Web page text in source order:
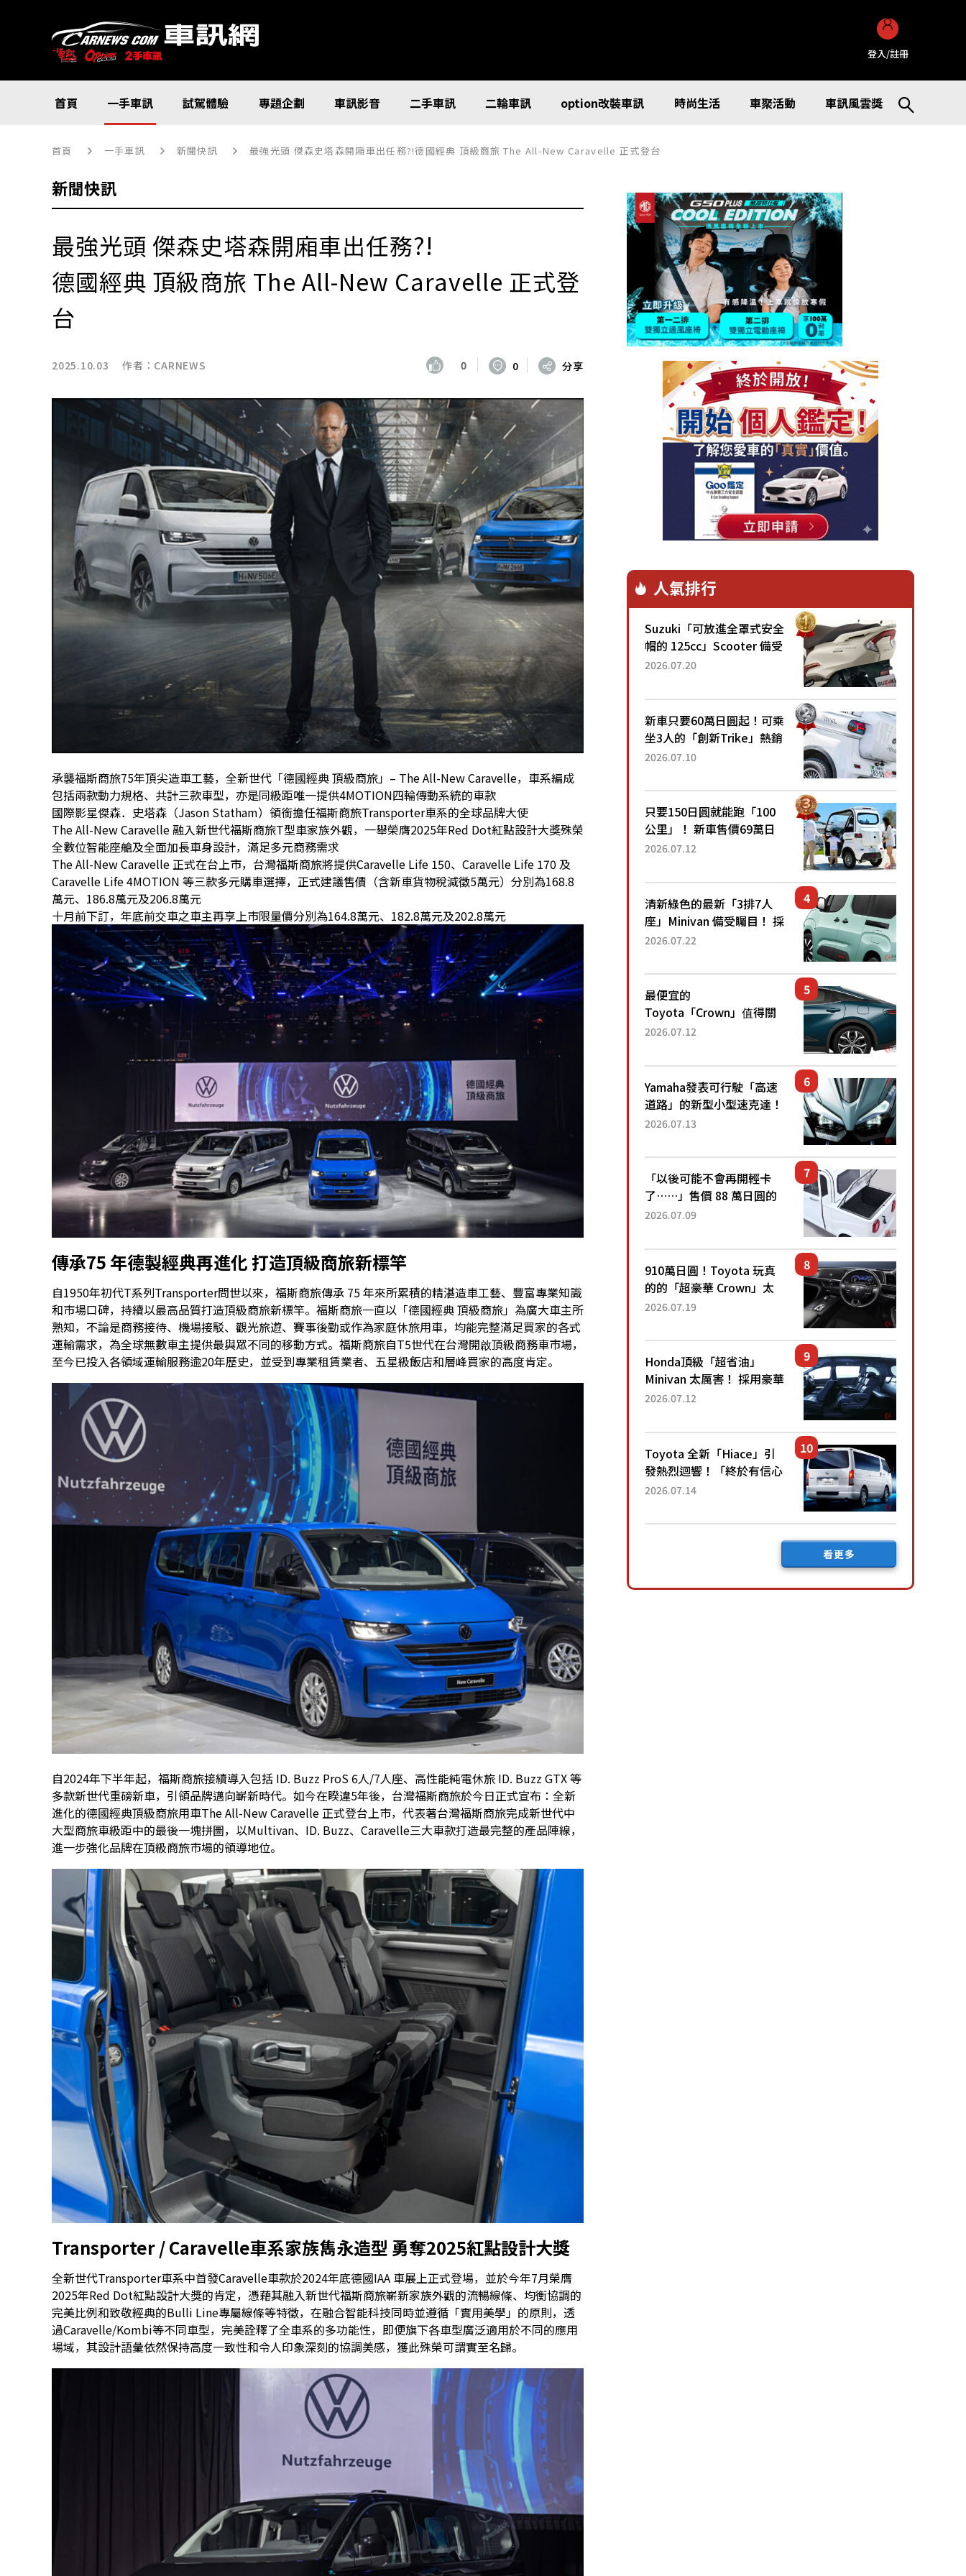
登入/註冊
首頁 一手車訊 試駕體驗 專題企劃 車訊影音 二手車訊 二輪車訊 option改裝車訊 時尚生活 車聚活動 車訊風雲獎
首頁 一手車訊 新聞快訊 最強光頭 傑森史塔森開廂車出任務?!德國經典 頂級商旅 The All-New Caravelle 正式登台
新聞快訊
最強光頭 傑森史塔森開廂車出任務?!
德國經典 頂級商旅 The All-New Caravelle 正式登
台
2025.10.03 作者： CARNEWS 0 0 分享
承襲福斯商旅75年頂尖造車工藝，全新世代「德國經典 頂級商旅」– The All-New Caravelle，車系編成
包括兩款動力規格、共計三款車型，亦是同級距唯一提供4MOTION四輪傳動系統的車款
國際影星傑森．史塔森（Jason Statham）領銜擔任福斯商旅Transporter車系的全球品牌大使
The All-New Caravelle 融入新世代福斯商旅T型車家族外觀，一舉榮膺2025年Red Dot紅點設計大獎殊榮
全數位智能座艙及全面加長車身設計，滿足多元商務需求
The All-New Caravelle 正式在台上市，台灣福斯商旅將提供Caravelle Life 150、Caravelle Life 170 及
Caravelle Life 4MOTION 等三款多元購車選擇，正式建議售價（含新車貨物稅減徵5萬元）分別為168.8
萬元、186.8萬元及206.8萬元
十月前下訂，年底前交車之車主再享上市限量價分別為164.8萬元、182.8萬元及202.8萬元
傳承75 年德製經典再進化打造頂級商旅新標竿
自1950年初代T系列Transporter問世以來，福斯商旅傳承 75 年來所累積的精湛造車工藝、豐富專業知識
和市場口碑，持續以最高品質打造頂級商旅新標竿。福斯商旅一直以「德國經典 頂級商旅」為廣大車主所
熟知，不論是商務接待、機場接駁、觀光旅遊、賽事後勤或作為家庭休旅用車，均能完整滿足買家的各式
運輸需求，為全球無數車主提供最與眾不同的移動方式。福斯商旅自T5世代在台灣開啟頂級商務車市場，
至今已投入各領域運輸服務逾20年歷史，並受到專業租賃業者、五星級飯店和層峰買家的高度肯定。
自2024年下半年起，福斯商旅接續導入包括 ID. Buzz ProS 6人/7人座、高性能純電休旅 ID. Buzz GTX 等
多款新世代重磅新車，引領品牌邁向嶄新時代。如今在睽違5年後，台灣福斯商旅於今日正式宣布：全新
進化的德國經典頂級商旅用車The All-New Caravelle 正式登台上市，代表著台灣福斯商旅完成新世代中
大型商旅車級距中的最後一塊拼圖，以Multivan、ID. Buzz、Caravelle三大車款打造最完整的產品陣線，
進一步強化品牌在頂級商旅市場的領導地位。
Transporter / Caravelle車系家族雋永造型 勇奪2025紅點設計大獎
全新世代Transporter車系中首發Caravelle車款於2024年底德國IAA 車展上正式登場，並於今年7月榮膺
2025年Red Dot紅點設計大獎的肯定，憑藉其融入新世代福斯商旅嶄新家族外觀的流暢線條、均衡協調的
完美比例和致敬經典的Bulli Line專屬線條等特徵，在融合智能科技同時並遵循「實用美學」的原則，透
過Caravelle/Kombi等不同車型，完美詮釋了全車系的多功能性，即便旗下各車型廣泛適用於不同的應用
場域，其設計語彙依然保持高度一致性和令人印象深刻的協調美感，獲此殊榮可謂實至名歸。
人氣排行
Suzuki「可放進全罩式安全
帽的 125cc」Scooter 備受
矚目！採用全新流線設計與
已陸續開始出口的新款
「B...
2026.07.20
新車只要60萬日圓起！可乘
坐3人的「創新Trike」熱銷
大賣成為人氣車款！「養車
日圓就能跑100公里」「小
朋友坐得...
2026.07.10
只要150日圓就能跑「100
公里」！ 新車售價69萬日
圓的「3人座」Trike大受歡
為何能迅速熱賣？
2026.07.12
清新綠色的最新「3排7人
座」Minivan 備受矚目！ 採
用全長4.7公尺剛剛好的車
還推出467萬元日圓起的5
人座版...
2026.07.22
最便宜的
Toyota「Crown」值得關
注！ 搭載4WD、每公升
眼！ 配備豐富、超越售價
水準，堪稱高CP值代表的
「...
2026.07.12
Yamaha發表可行駛「高速
道路」的新型小型速克達！
搭載能享受超強勁「渦輪
高階「Super Sport」車款
相同的...
2026.07.13
「以後可能不會再開輕卡
了……」售價 88 萬日圓的
「超迷你輕型貨車」引發兩
100 公里！」「免驗車真的
太棒了！...
2026.07.09
910萬日圓！Toyota 玩真
的的「超豪華 Crown」太
厲害了！採用由「匠人技
運動化「底盤設定」！還配
備專屬豪華...
2026.07.19
Honda頂級「超省油」
Minivan 太厲害！ 採用豪華
「真皮座椅」與專屬「黑色
公里，兼具優異節能表現與
舒適「三...
2026.07.12
Toyota 全新「Hiace」引
發熱烈迴響！「終於有信心
下訂了！」「哪個等級交車
後竟然還要等「超過半年」
2026.07.14
看更多